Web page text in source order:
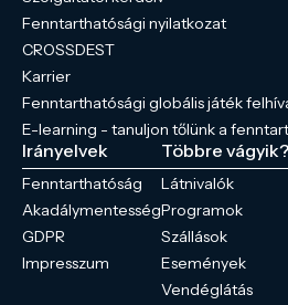
Fenntarthatósági nyilatkozat
CROSSDEST
Karrier
Fenntarthatósági globális játék
E-learning - tanuljon tőlünk a
Irányelvek
Fenntarthatóság
Akadálymentesség
GDPR
Impresszum
Többre vágyik?
Látnivalók
Programok
Szállások
Események
Vendéglátás